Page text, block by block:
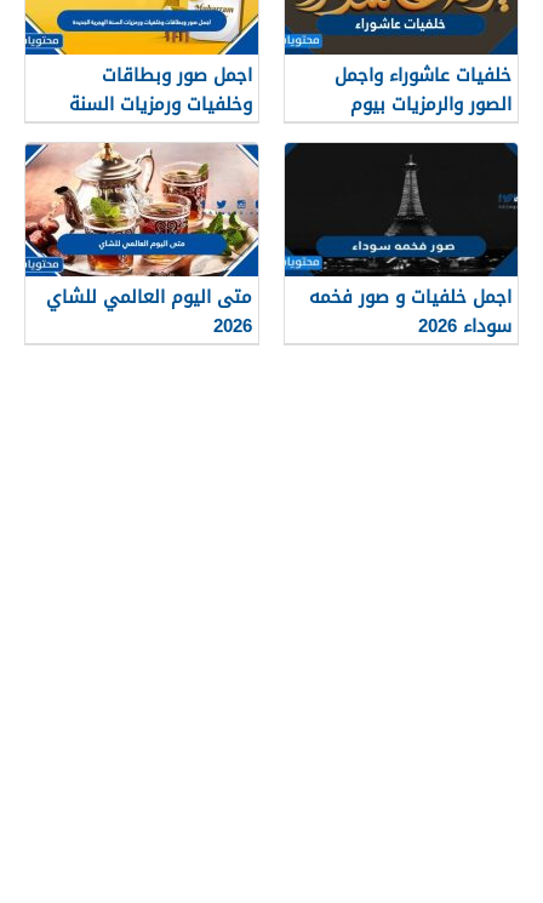
خلفيات عاشوراء واجمل
الصور والرمزيات بيوم
عاشوراء 1448/2026
اجمل صور وبطاقات
وخلفيات ورمزيات السنة
الهجرية الجديدة 1448
اجمل خلفيات و صور فخمه
سوداء 2026
متى اليوم العالمي للشاي
2026